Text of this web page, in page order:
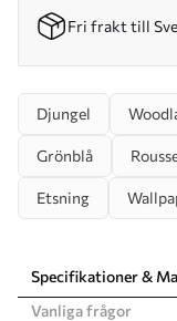
Fri frakt till
Djungel
Grönblå
Etsning
Specifikationer &
Vanliga frågor